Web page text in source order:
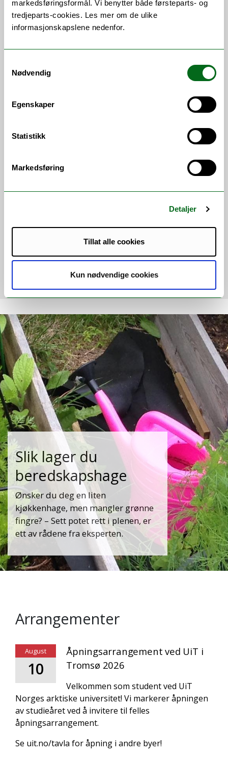
markedsføringsformål. Vi benytter både førsteparts- og
tredjeparts-cookies. Les mer om de ulike
informasjonskapslene nedenfor.
Nødvendig
Egenskaper
Statistikk
Markedsføring
Detaljer
Tillat alle cookies
Kun nødvendige cookies
på grunn av fagleg kvalitet, natur, tryggleik og
livskvalitet.
Ny student? Bli med på
semesterstarts-feiringen!
Et av høydepunktene ved UiT er markeringen
Narvik og Harstad.
Slik lager du
beredskapshage
Ønsker du deg en liten
kjøkkenhage, men mangler grønne
fingre? – Sett potet rett i plenen, er
ett av rådene fra eksperten.
Arrangementer
August
10
Åpningsarrangement ved UiT i
Tromsø 2026
Velkommen som student ved UiT
Norges arktiske universitet! Vi markerer åpningen
av studieåret ved å invitere til felles
åpningsarrangement.
Se uit.no/tavla for åpning i andre byer!